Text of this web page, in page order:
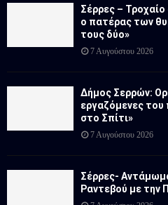
Σέρρες –
ο πατέρας των
τους δύο»
7 Αυγούστου 2026
Δήμος Σερρών:
εργαζόμενες
στο Σπίτι»
7 Αυγούστου 2026
Σέρρες-
Ραντεβού με την